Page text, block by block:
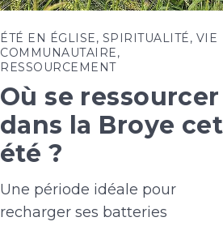
ÉTÉ EN ÉGLISE SPIRITUALITÉ VIE
COMMUNAUTAIRE
RESSOURCEMENT
Où se ressourcer
dans la Broye cet
été ?
Une période idéale pour
recharger ses batteries